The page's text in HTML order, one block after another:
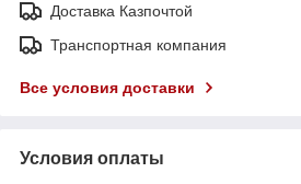
Доставка Казпочтой
Транспортная компания
Все условия доставки
Условия оплаты